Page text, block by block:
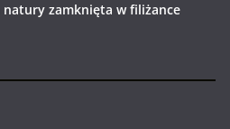
natury zamknięta w filiżance